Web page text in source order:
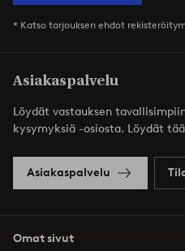
* Katso tarjouksen ehdot
Asiakaspalvelu
Löydät vastauksen
kysymyksiä -osiosta. Löydät
Asiakaspalvelu
Omat sivut